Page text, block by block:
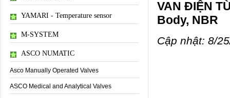
YAMARI - Temperature sensor
M-SYSTEM
ASCO NUMATIC
Asco Manually Operated Valves
ASCO Medical and Analytical Valves
VAN ĐIỆN
Body, NBR
Cập nhật: 8/